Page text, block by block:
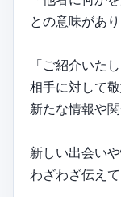
との意味があり
「ご紹介いた
相手に対して
新たな情報や
新しい出会い
わざわざ伝え